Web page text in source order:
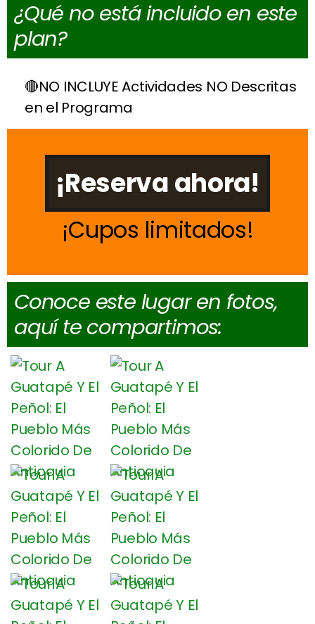
¿Qué no está incluido en este
plan?
NO INCLUYE Actividades NO Descritas
en el Programa
¡Reserva ahora!
Cupos limitados
Conoce este lugar en fotos,
aquí te compartimos: